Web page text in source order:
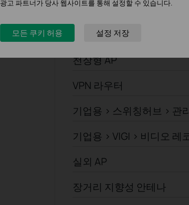
기업용 > Omada > 컨트롤
기업용 > VIGI > 카메라
천장형 AP
VPN 라우터
기업용 > 스위칭허브 > 관
기업용 > VIGI > 비디오 레
실외 AP
장거리 지향성 안테나
광고 파트너가 당사 웹사이트를 통해 설정할 수 있습니다.
모든 쿠키 허용 설정 저장